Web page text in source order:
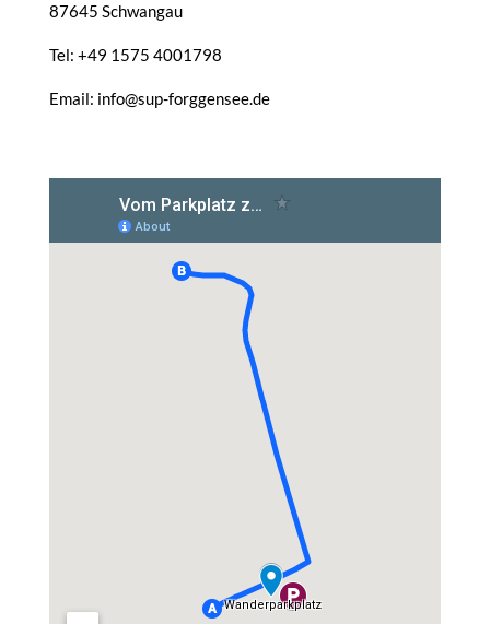
87645 Schwangau
Tel: +49 1575 4001798
Email: info@sup-forggensee.de